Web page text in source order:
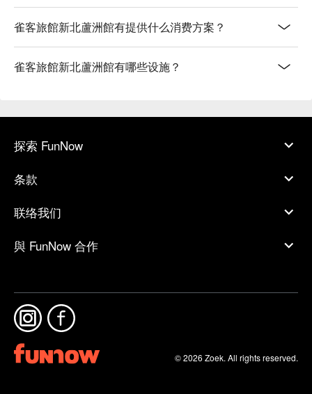
雀客旅館新北蘆洲館有提供什么消费方案？
雀客旅館新北蘆洲館有哪些设施？
探索 FunNow
条款
联络我们
與 FunNow 合作
© 2026 Zoek. All rights reserved.